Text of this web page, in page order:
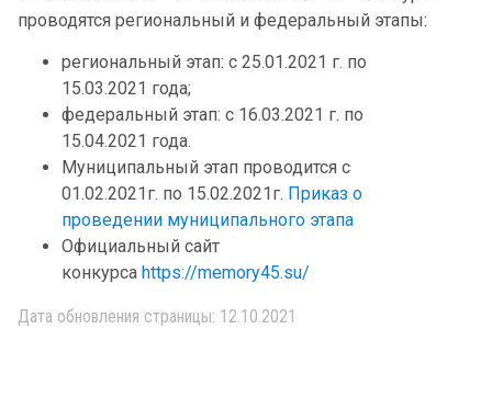
проводятся региональный и федеральный этапы:
региональный этап: с 25.01.2021 г. по
15.03.2021 года;
федеральный этап: с 16.03.2021 г. по
15.04.2021 года.
Муниципальный этап проводится с
01.02.2021г. по 15.02.2021г. Приказ о
проведении муниципального этапа
Официальный сайт
конкурса https://memory45.su/
Дата обновления страницы: 12.10.2021